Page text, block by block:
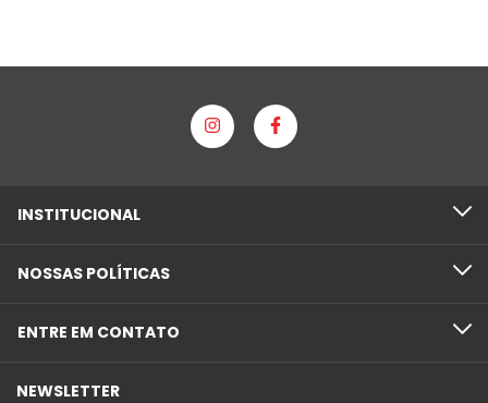
INSTITUCIONAL
NOSSAS POLÍTICAS
ENTRE EM CONTATO
NEWSLETTER